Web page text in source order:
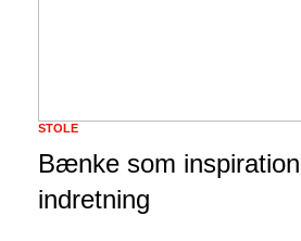
Bænke som
indretning
STOLE